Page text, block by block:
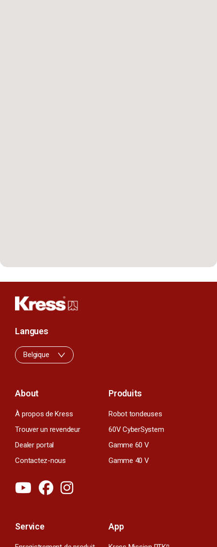
About
À propos de Kress
Trouver un revendeur
Dealer portal
Contactez-nous
Produits
Robot tondeuses
60V CyberSystem
Gamme 60 V
Gamme 40 V
Service App
Langues
Belgique